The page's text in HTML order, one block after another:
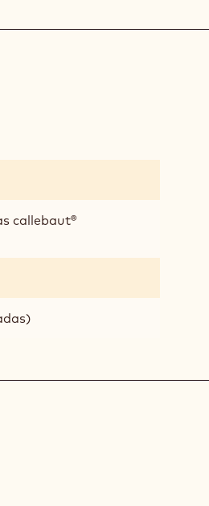
callebaut®